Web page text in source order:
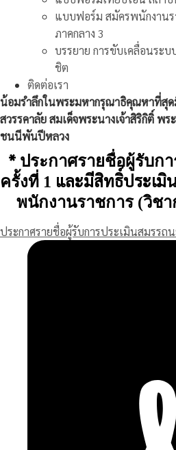
แบบฟอร์ม สมัครพนักงานร
ภาคกลาง 3
บรรยาย การขับเคลื่อนระ
ชิต
ติดต่อเรา
น้อมรำลึกในพระมหากรุณาธิคุณหาที่สุด
สวรรคาลัย สมเด็จพระนางเจ้าสิริกิติ์ พ
ชนนีพันปีหลวง
* ประกาศรายชื่อผู้รับก
ครั้งที่ 1 และมีสิทธิ์ประเมิ
พนักงานราชการ (วิชา
ประกาศรายชื่อผู้รับการประเมินสมรรถ